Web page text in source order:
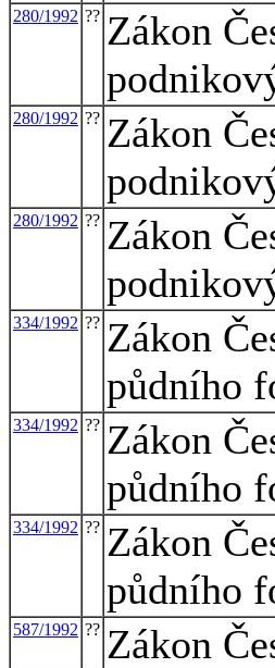
280/1992 ?? Zákon
280/1992 ?? Zákon
280/1992 ?? Zákon
334/1992 ?? Zákon
půdního
334/1992 ?? Zákon
půdního
334/1992 ?? Zákon
půdního
587/1992 ?? Zákon